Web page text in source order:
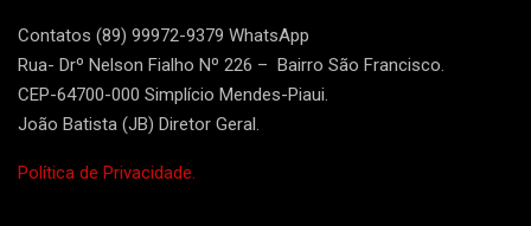
Contatos (89) 99972-9379 WhatsApp
Rua- Drº Nelson Fialho Nº 226 – Bairro São Francisco.
CEP-64700-000 Simplício Mendes-Piaui.
João Batista (JB) Diretor Geral.
Política de Privacidade.